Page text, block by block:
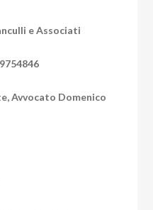
e Associati
Avvocato Domenico